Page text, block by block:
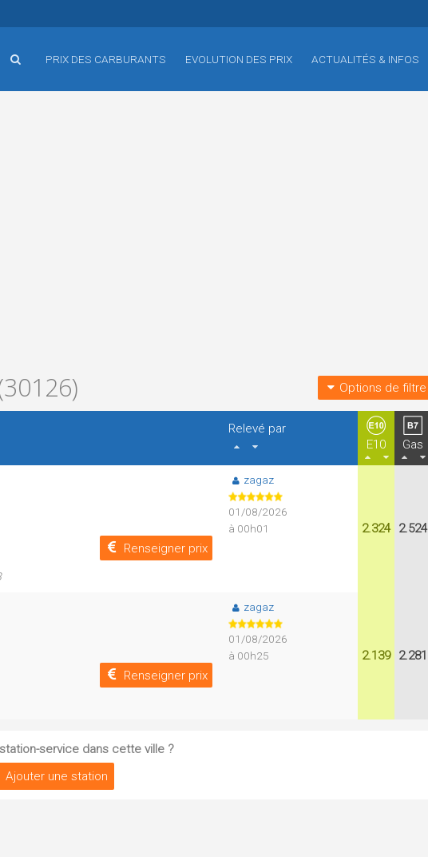
PRIX DES CARBURANTS EVOLUTION DES PRIX ACTUALITÉS & INFOS
Options de filtre
Relevé par
E10
Gas
Renseigner prix
zagaz
01/08/2026
à 00h01
2.324 2.524
Renseigner prix
zagaz
01/08/2026
à 00h25
2.139 2.281
service dans cette ville ?
Ajouter une station